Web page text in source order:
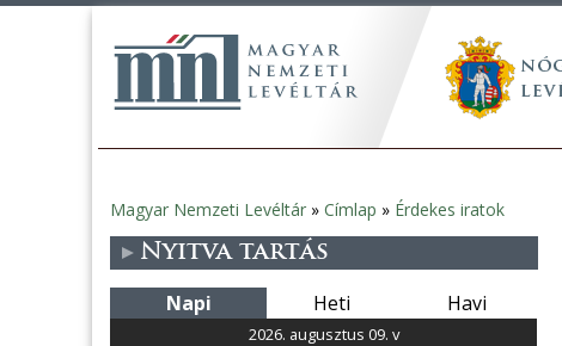
Jelenlegi
hely
Magyar Nemzeti Levéltár » Címlap » Érdekes iratok
Nyitva tartás
Napi Heti Havi
2026. augusztus 09. v